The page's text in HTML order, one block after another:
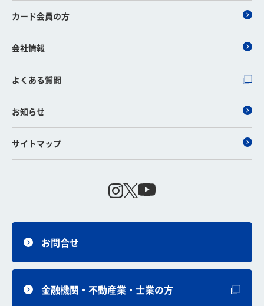
カード会員の方
会社情報
よくある質問
お知らせ
サイトマップ
お問合せ
金融機関・不動産業・士業の方